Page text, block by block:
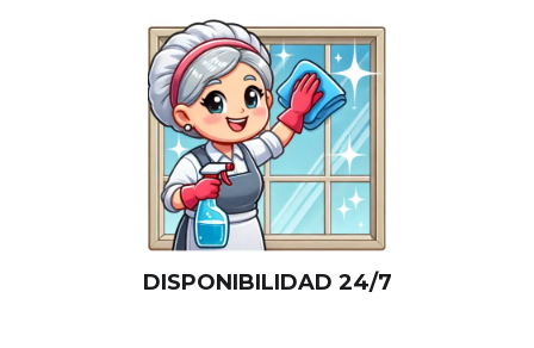
DISPONIBILIDAD 24/7